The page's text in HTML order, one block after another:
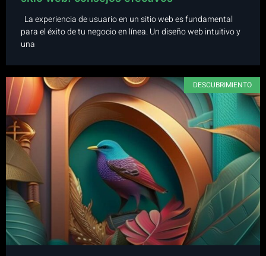
La experiencia de usuario en un sitio web es fundamental
para el éxito de tu negocio en línea. Un diseño web intuitivo y
una
DESCUBRIMIENTO